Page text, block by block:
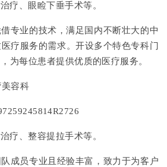
疗、眼睑下垂手术等。
专业的技术，满足国内不断壮大的中
疗服务的需求。开设多个特色专科门
为每位患者提供优质的医疗服务。
容科
疗、整容提拉手术等。
成员专业且经验丰富，致力于为客户